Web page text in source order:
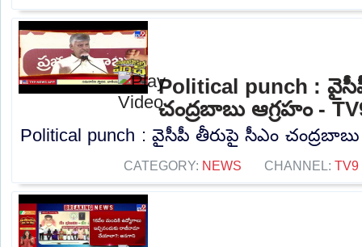
Political punch :
చంద్రబాబు ఆగ్రహం -
Political punch : వైసీపీ తీరుపై సీఎం చంద్రబాబు
CATEGORY: NEWS CHANNEL: TV9